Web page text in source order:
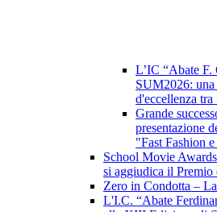
L’IC “Abate F.
SUM2026:
d'eccellenza
Grande
presentazione
"Fast Fashion
School Movie
si aggiudica il Premio
Zero in Condotta –
L'I.C. “Abate